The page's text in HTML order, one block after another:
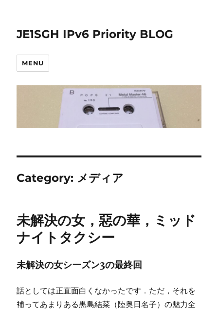
JE1SGH IPv6 Priority BLOG
MENU
Category: メディア
未解決の女，惡の華，ミッド
ナイトタクシー
未解決の女シーズン3の最終回
話としては正直面白くなかったです．ただ，それを
補ってあまりある黒島結菜（陸奥日名子）の魅力全